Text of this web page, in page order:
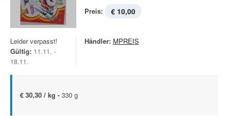
Preis: € 10,00
Leider verpasst!
Gültig: 11.11. -
18.11.
Händler: MPREIS
€ 30,30 / kg - 330 g